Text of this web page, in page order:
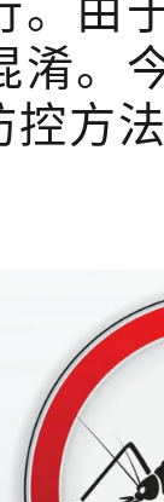
淆。
控方